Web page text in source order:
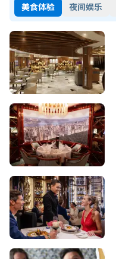
美食体验 夜间娱乐